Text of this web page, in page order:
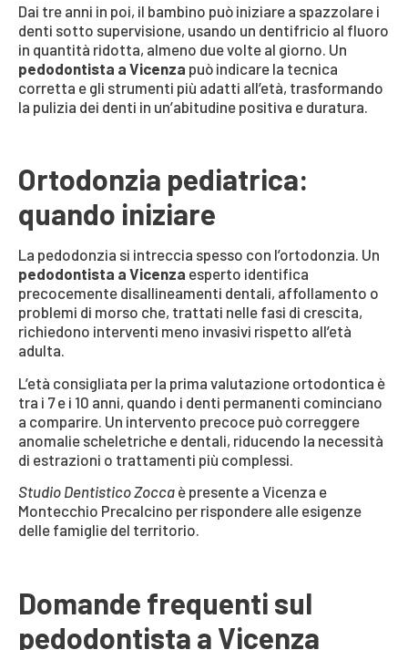
Dai tre anni in poi, il bambino può iniziare a spazzolare i
denti sotto supervisione, usando un dentifricio al fluoro
in quantità ridotta, almeno due volte al giorno. Un
pedodontista a Vicenza può indicare la tecnica
corretta e gli strumenti più adatti all’età, trasformando
la pulizia dei denti in un’abitudine positiva e duratura.
Ortodonzia pediatrica:
quando iniziare
La pedodonzia si intreccia spesso con l’ortodonzia. Un
pedodontista a Vicenza esperto identifica
precocemente disallineamenti dentali, affollamento o
problemi di morso che, trattati nelle fasi di crescita,
richiedono interventi meno invasivi rispetto all’età
adulta.
L’età consigliata per la prima valutazione ortodontica è
tra i 7 e i 10 anni, quando i denti permanenti cominciano
a comparire. Un intervento precoce può correggere
anomalie scheletriche e dentali, riducendo la necessità
di estrazioni o trattamenti più complessi.
Studio Dentistico Zocca è presente a Vicenza e
Montecchio Precalcino per rispondere alle esigenze
delle famiglie del territorio.
Domande frequenti sul
pedodontista a Vicenza